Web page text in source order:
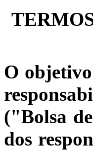
O objetivo
("Bolsa
dos